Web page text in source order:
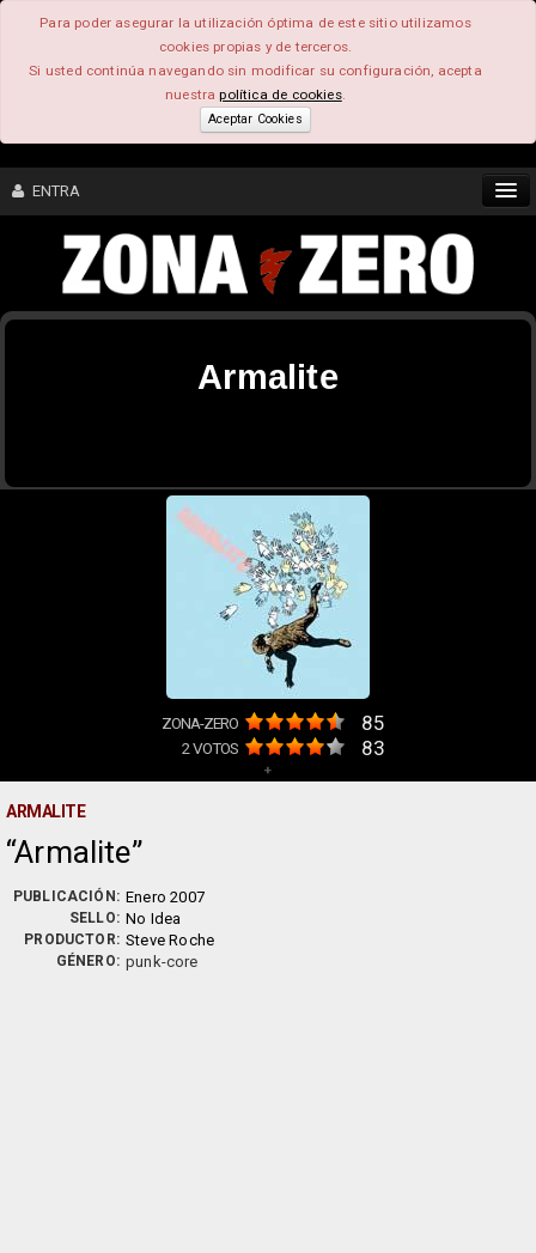
Para poder asegurar la utilización óptima de este sitio utilizamos
cookies propias y de terceros.
Si usted continúa navegando sin modificar su configuración, acepta
nuestrapolítica de cookies.
Aceptar Cookies
ENTRA
CONTENIDO
Armalite
ZONA-ZERO 85
2VOTOS 83
+
ARMALITE
Armalite
PUBLICACIÓN: Enero 2007
SELLO: No Idea
PRODUCTOR: Steve Roche
GÉNERO: punk-core